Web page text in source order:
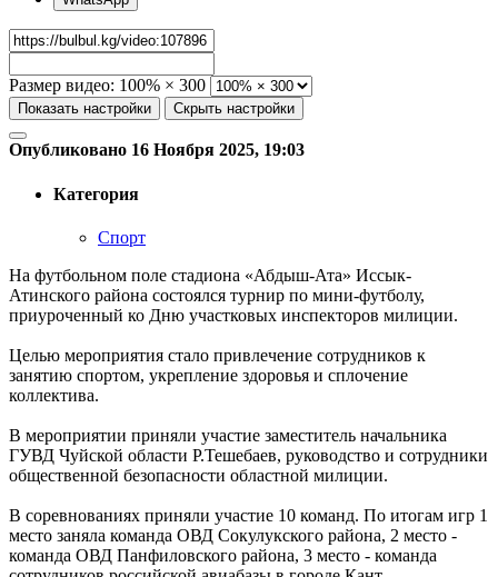
Размер видео: 100% × 300
Показать настройки Скрыть настройки
Опубликовано 16 Ноября 2025, 19:03
Категория
Спорт
На футбольном поле стадиона «Абдыш-Ата» Иссык-
Атинского района состоялся турнир по мини-футболу,
приуроченный ко Дню участковых инспекторов милиции.
Целью мероприятия стало привлечение сотрудников к
занятию спортом, укрепление здоровья и сплочение
коллектива.
В мероприятии приняли участие заместитель начальника
ГУВД Чуйской области Р.Тешебаев, руководство и сотрудники
общественной безопасности областной милиции.
В соревнованиях приняли участие 10 команд. По итогам игр 1
место заняла команда ОВД Сокулукского района, 2 место -
команда ОВД Панфиловского района, 3 место - команда